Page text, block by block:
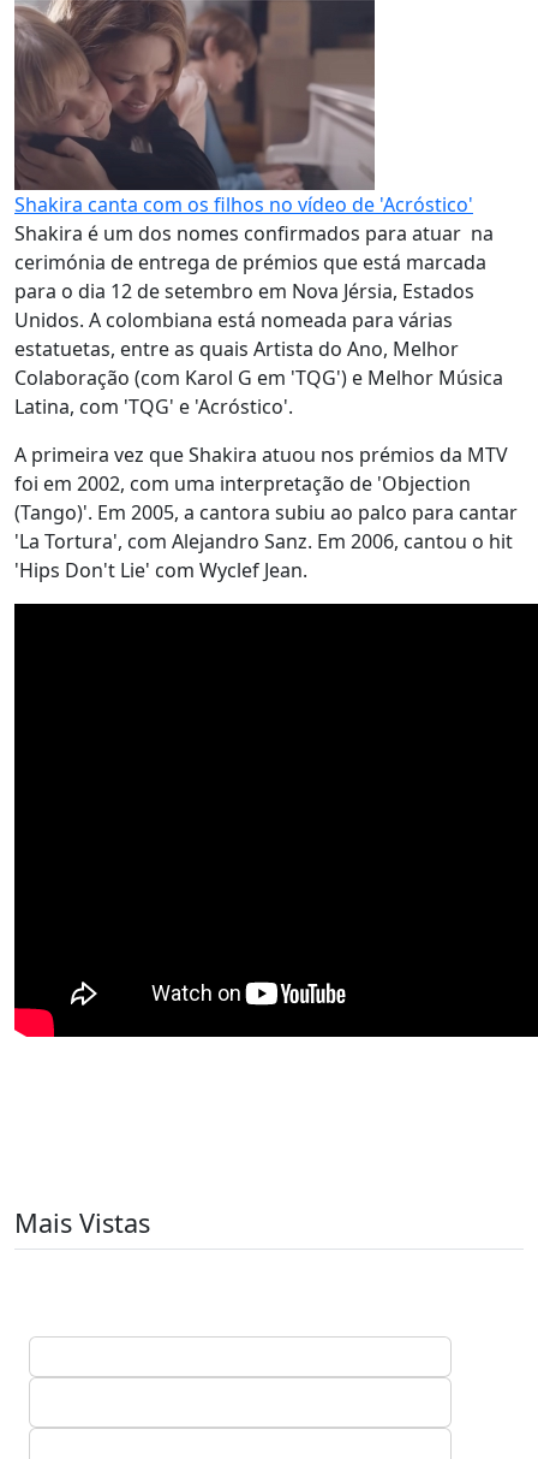
Shakira canta com os filhos no vídeo de 'Acróstico'
Shakira é um dos nomes confirmados para atuar na
cerimónia de entrega de prémios que está marcada
para o dia 12 de setembro em Nova Jérsia, Estados
Unidos. A colombiana está nomeada para várias
estatuetas, entre as quais Artista do Ano, Melhor
Colaboração (com Karol G em 'TQG') e Melhor Música
Latina, com 'TQG' e 'Acróstico'.
A primeira vez que Shakira atuou nos prémios da MTV
foi em 2002, com uma interpretação de 'Objection
(Tango)'. Em 2005, a cantora subiu ao palco para cantar
'La Tortura', com Alejandro Sanz. Em 2006, cantou o hit
'Hips Don't Lie' com Wyclef Jean.
Mais Vistas